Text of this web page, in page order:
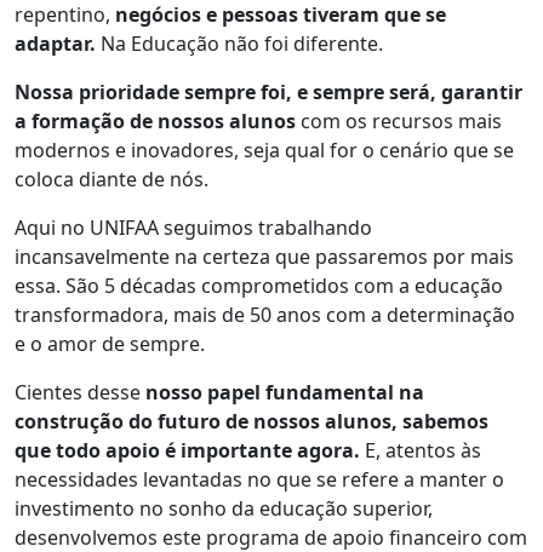
repentino, negócios e pessoas tiveram que se
adaptar. Na Educação não foi diferente.
Nossa prioridade sempre foi, e sempre será, garantir
a formação de nossos alunos com os recursos mais
modernos e inovadores, seja qual for o cenário que se
coloca diante de nós.
Aqui no UNIFAA seguimos trabalhando
incansavelmente na certeza que passaremos por mais
essa. São 5 décadas comprometidos com a educação
transformadora, mais de 50 anos com a determinação
e o amor de sempre.
Cientes desse nosso papel fundamental na
construção do futuro de nossos alunos, sabemos
que todo apoio é importante agora. E, atentos às
necessidades levantadas no que se refere a manter o
investimento no sonho da educação superior,
desenvolvemos este programa de apoio financeiro com